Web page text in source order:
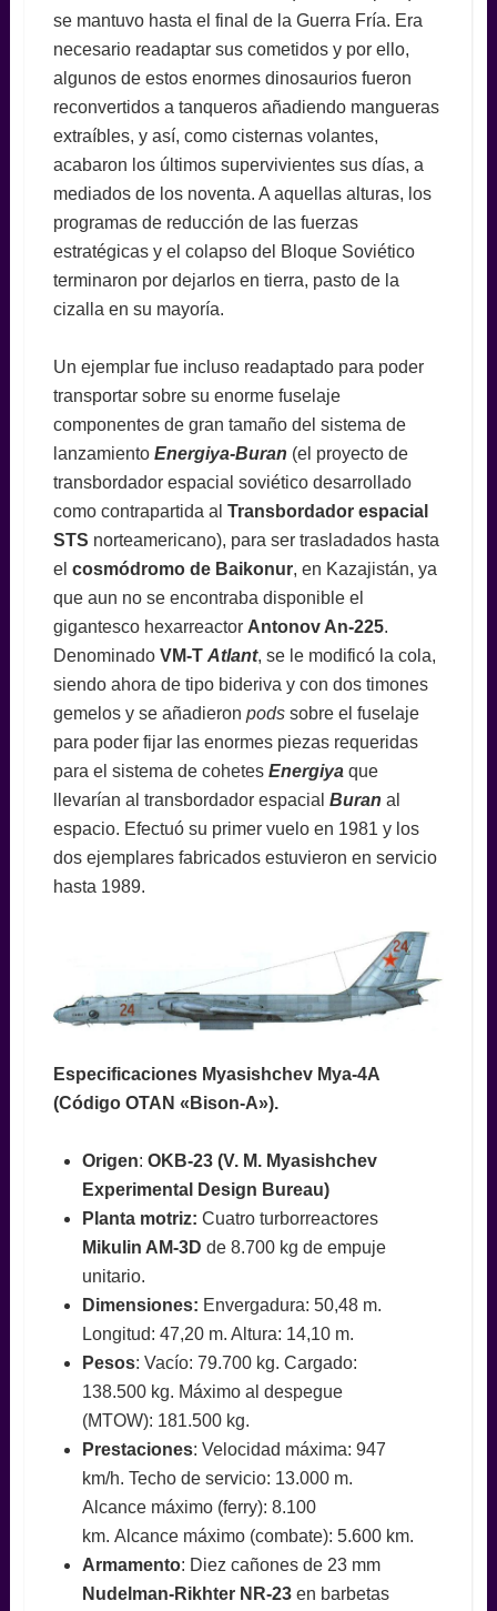
se mantuvo hasta el final de la Guerra Fría. Era
necesario readaptar sus cometidos y por ello,
algunos de estos enormes dinosaurios fueron
reconvertidos a tanqueros añadiendo mangueras
extraíbles, y así, como cisternas volantes,
acabaron los últimos supervivientes sus días, a
mediados de los noventa. A aquellas alturas, los
programas de reducción de las fuerzas
estratégicas y el colapso del Bloque Soviético
terminaron por dejarlos en tierra, pasto de la
cizalla en su mayoría.
Un ejemplar fue incluso readaptado para poder
transportar sobre su enorme fuselaje
componentes de gran tamaño del sistema de
lanzamiento Energiya-Buran (el proyecto de
transbordador espacial soviético desarrollado
como contrapartida al Transbordador espacial
STS norteamericano), para ser trasladados hasta
el cosmódromo de Baikonur, en Kazajistán, ya
que aun no se encontraba disponible el
gigantesco hexarreactor Antonov An-225.
Denominado VM-T Atlant, se le modificó la cola,
siendo ahora de tipo bideriva y con dos timones
gemelos y se añadieron podssobre el fuselaje
para poder fijar las enormes piezas requeridas
para el sistema de cohetes Energiyaque
llevarían al transbordador espacial Buran al
espacio. Efectuó su primer vuelo en 1981 y los
dos ejemplares fabricados estuvieron en servicio
hasta 1989.
Especificaciones Myasishchev Mya-4A
(Código OTAN «Bison-A»).
Origen: OKB-23 (V. M. Myasishchev
Experimental Design Bureau)
Planta motriz: Cuatro turborreactores
Mikulin AM-3D de 8.700 kg de empuje
unitario.
Dimensiones: Envergadura: 50,48 m.
Longitud: 47,20 m. Altura: 14,10 m.
Pesos: Vacío: 79.700 kg. Cargado:
138.500 kg. Máximo al despegue
(MTOW): 181.500 kg.
Prestaciones: Velocidad máxima: 947
km/h. Techo de servicio: 13.000 m.
Alcance máximo (ferry): 8.100
km. Alcance máximo (combate): 5.600 km.
Armamento: Diez cañones de 23 mm
Nudelman-Rikhter NR-23en barbetas